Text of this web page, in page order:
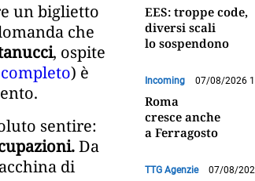
un biglietto
che
, ospite
) è
sentire:
Da
di
EES: troppe code,
diversi scali
lo sospendono
Incoming 07/08/2026
Roma
cresce anche
a Ferragosto
TTG Agenzie 07/08/